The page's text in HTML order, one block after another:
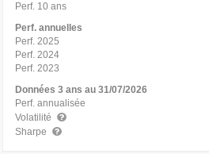
Perf. 10 ans
Perf. annuelles
Perf. 2025
Perf. 2024
Perf. 2023
Données 3 ans au 31/07/2026
Perf. annualisée
Volatilité
Sharpe